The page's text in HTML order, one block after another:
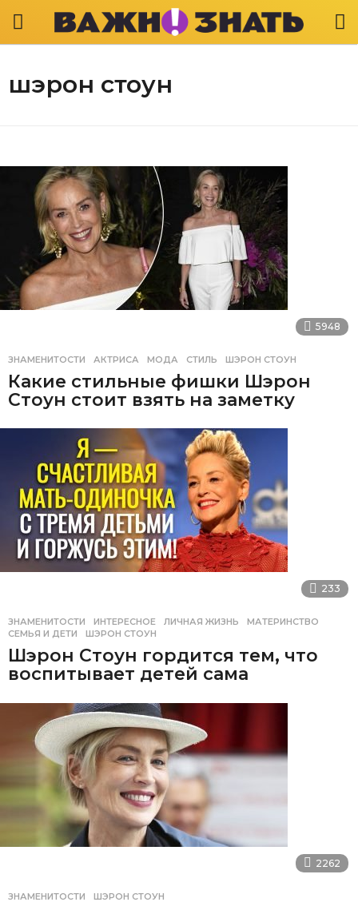
шэрон стоун
5948
ЗНАМЕНИТОСТИ АКТРИСА ,МОДА ,СТИЛЬ ,ШЭРОН СТОУН
Какие стильные фишки Шэрон
Стоун стоит взять на заметку
233
ЗНАМЕНИТОСТИ ,ИНТЕРЕСНОЕ ЛИЧНАЯ ЖИЗНЬ ,МАТЕРИНСТВО
СЕМЬЯ И ДЕТИ
,ШЭРОН СТОУН
Шэрон Стоун гордится тем, что
воспитывает детей сама
2262
ЗНАМЕНИТОСТИ ШЭРОН СТОУН